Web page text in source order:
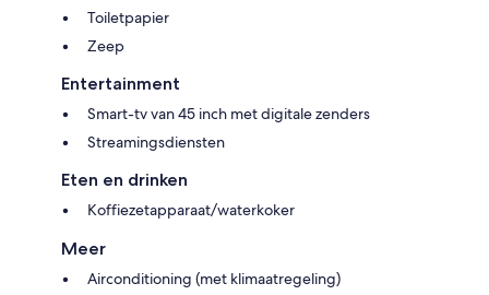
Toiletpapier
Zeep
Entertainment
Smart-tv van 45 inch met digitale zenders
Streamingsdiensten
Eten en drinken
Koffiezetapparaat/waterkoker
Meer
Airconditioning (met klimaatregeling)